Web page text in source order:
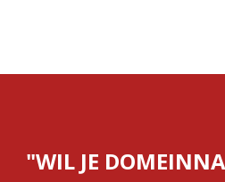
"WIL JE